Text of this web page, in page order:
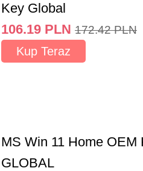
Key Global
106.19 PLN 172.42 PLN
Kup Teraz
MS Win 11 Home OEM
GLOBAL